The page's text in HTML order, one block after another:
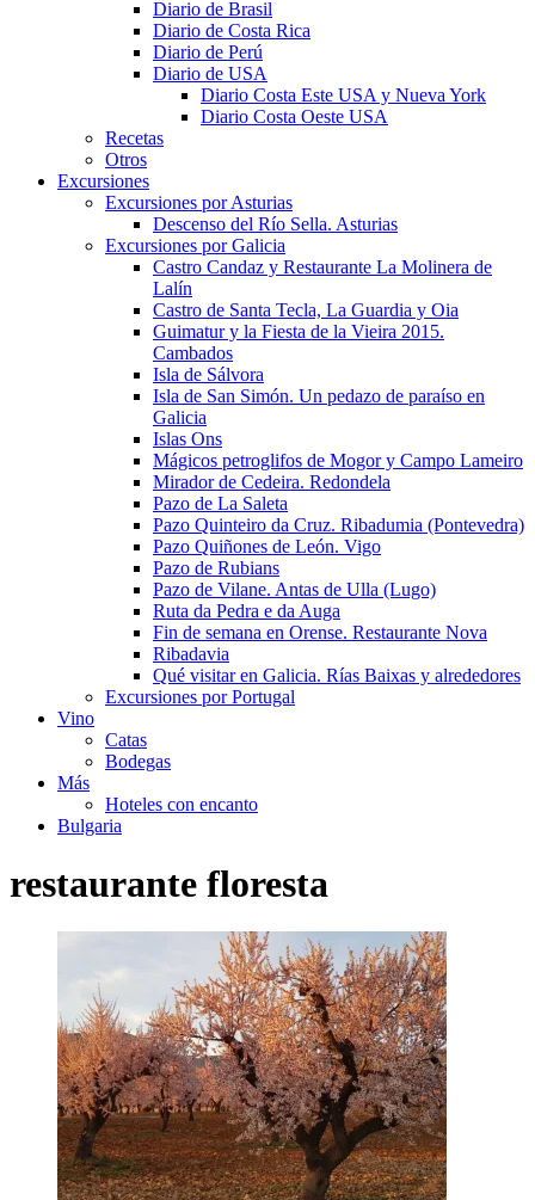
Diario de Brasil
Diario de Costa Rica
Diario de Perú
Diario de USA
Diario Costa Este USA y Nueva York
Diario Costa Oeste USA
Recetas
Otros
Excursiones
Excursiones por Asturias
Descenso del Río Sella. Asturias
Excursiones por Galicia
Castro Candaz y Restaurante La Molinera de
Lalín
Castro de Santa Tecla, La Guardia y Oia
Guimatur y la Fiesta de la Vieira 2015.
Cambados
Isla de Sálvora
Isla de San Simón. Un pedazo de paraíso en
Galicia
Islas Ons
Mágicos petroglifos de Mogor y Campo Lameiro
Mirador de Cedeira. Redondela
Pazo de La Saleta
Pazo Quinteiro da Cruz. Ribadumia (Pontevedra)
Pazo Quiñones de León. Vigo
Pazo de Rubians
Pazo de Vilane. Antas de Ulla (Lugo)
Ruta da Pedra e da Auga
Fin de semana en Orense. Restaurante Nova
Ribadavia
Qué visitar en Galicia. Rías Baixas y alrededores
Excursiones por Portugal
Vino
Catas
Bodegas
Más
Hoteles con encanto
Bulgaria
restaurante floresta